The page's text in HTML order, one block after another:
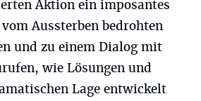
Aktion ein imposantes
Aussterben bedrohten
und zu einem Dialog mit
wie Lösungen und
Lage entwickelt